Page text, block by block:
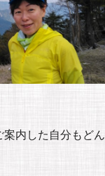
内した自分もどん